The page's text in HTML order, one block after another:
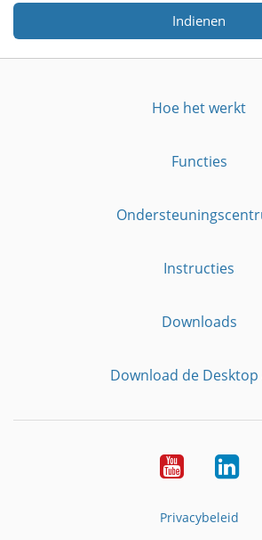
Indienen
Hoe het werkt
Functies
Instructies
Downloads
Download de Desktop
YouTube
Privacybeleid